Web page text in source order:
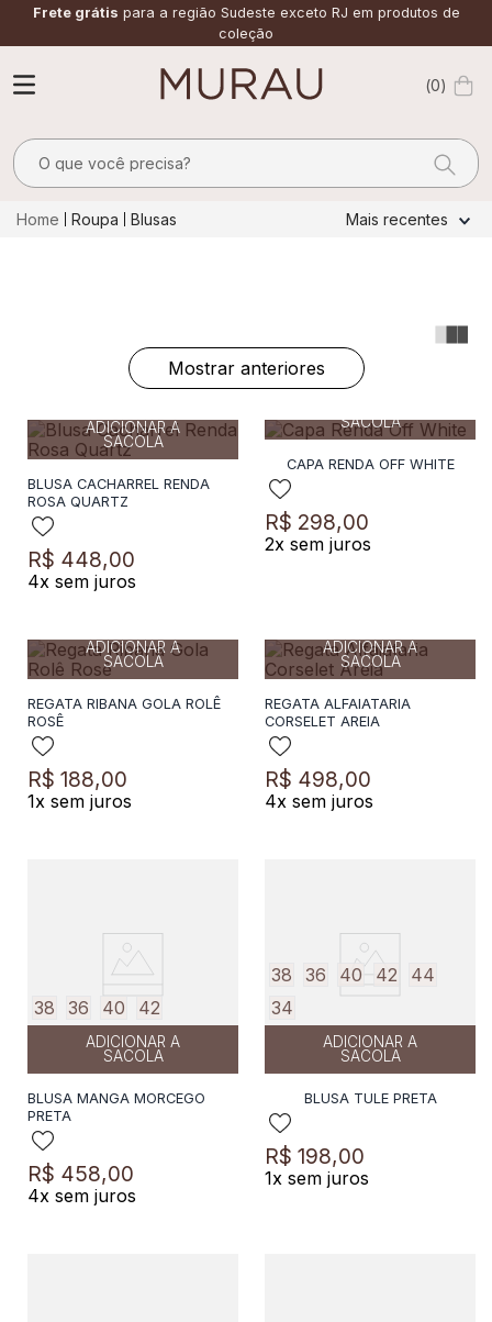
Frete grátis para a região Sudeste exceto RJ em produtos de
coleção
0
O que você precisa?
Roupa Blusas Mais recentes
Mostrar anteriores
42
ADICIONAR A
SACOLA
BLUSA CACHARREL RENDA
ROSA QUARTZ
R$ 448,00
4x sem juros
38 40
SACOLA
CAPA RENDA OFF WHITE
R$ 298,00
2x sem juros
ADICIONAR A
SACOLA
REGATA RIBANA GOLA ROLÊ
ROSÊ
R$ 188,00
1x sem juros
ADICIONAR A
SACOLA
REGATA ALFAIATARIA
CORSELET AREIA
R$ 498,00
4x sem juros
38 36 40 42
ADICIONAR A
SACOLA
BLUSA MANGA MORCEGO
PRETA
R$ 458,00
4x sem juros
38 36 40 42
44
34
ADICIONAR A
SACOLA
BLUSA TULE PRETA
R$ 198,00
1x sem juros
TERMOS MAIS BUSCADOS
6º
verde
7 º
top
8º
preto
9º
camisa
10 º off white